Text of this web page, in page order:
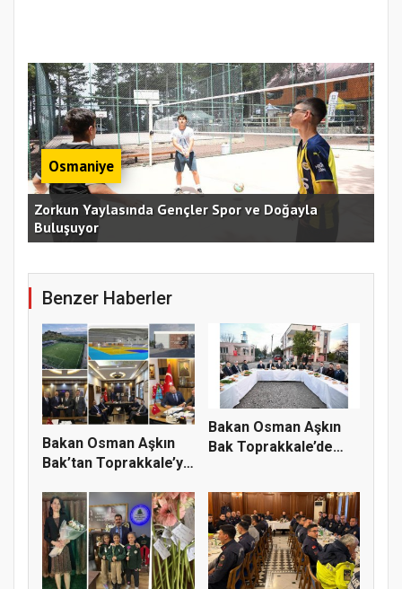
Osmaniye
Zorkun Yaylasında Gençler Spor ve Doğayla
Buluşuyor
Benzer Haberler
Bakan Osman Aşkın
Bak’tan Toprakkale’ye
Bakan Osman Aşkın
Bak Toprakkale’de